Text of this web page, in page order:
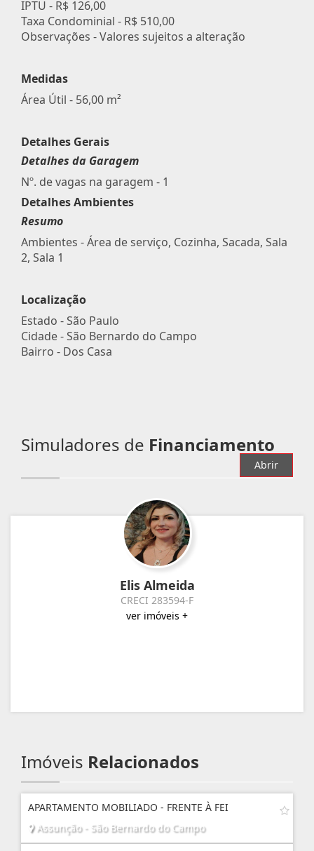
IPTU - R$ 126,00
Taxa Condominial - R$ 510,00
Observações - Valores sujeitos a alteração
Medidas
Área Útil - 56,00 m²
Detalhes Gerais
Detalhes da Garagem
Nº. de vagas na garagem - 1
Detalhes Ambientes
Resumo
Ambientes - Área de serviço, Cozinha, Sacada, Sala
2, Sala 1
Localização
Estado -São Paulo
Cidade -São Bernardo do Campo
Bairro - Dos Casa
Simuladores de Financiamento
Abrir
Elis Almeida
CRECI 283594-F
ver imóveis +
Imóveis Relacionados
APARTAMENTO MOBILIADO - FRENTE À FEI
Assunção - São Bernardo do Campo